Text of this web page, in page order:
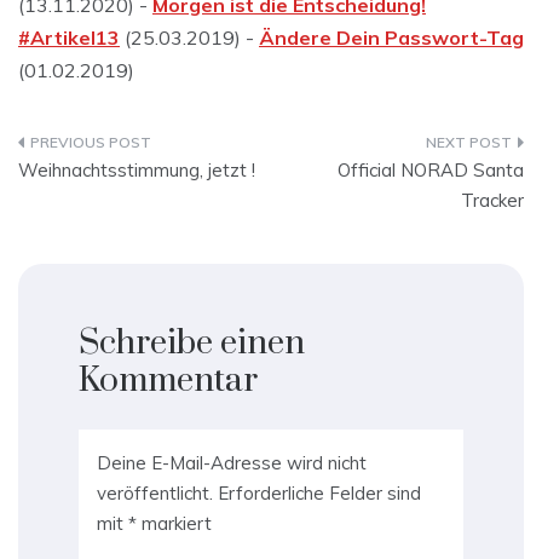
(13.11.2020) - Morgen ist die Entscheidung!
#Artikel13 (25.03.2019) - Ändere Dein Passwort-Tag
(01.02.2019)
Beitragsnavigation
Weihnachtsstimmung, jetzt !
Official NORAD Santa
Tracker
Schreibe einen
Kommentar
Deine E-Mail-Adresse wird nicht
veröffentlicht. Erforderliche Felder sind
mit * markiert